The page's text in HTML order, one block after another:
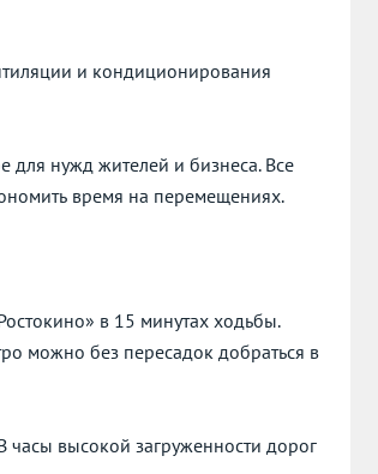
и кондиционирования
для нужд жителей и бизнеса. Все
время на перемещениях.
в 15 минутах ходьбы.
можно без пересадок добраться в
часы высокой загруженности дорог